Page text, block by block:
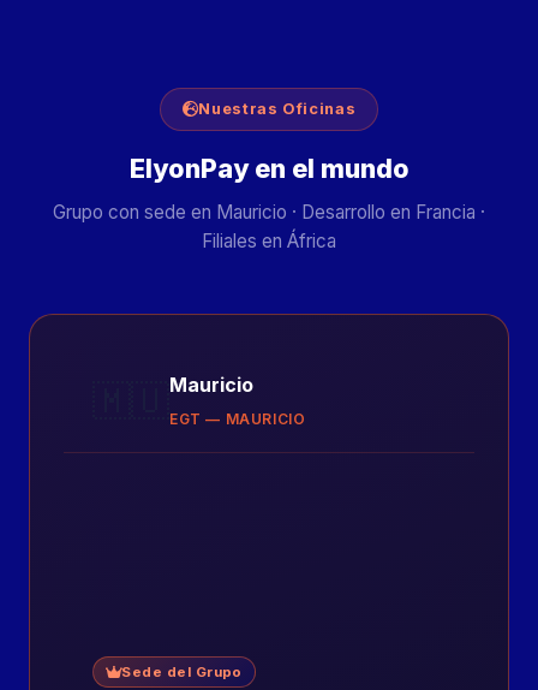
Nuestras Oficinas
ElyonPay en el mundo
Grupo con sede en Mauricio · Desarrollo en Francia ·
Filiales en África
Mauricio
EGT — MAURICIO
Sede del Grupo